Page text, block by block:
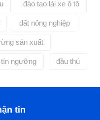
đào tạo lái xe ô tô
đất nông nghiệp
sản xuất
tín ngưỡng đầu thú
tin